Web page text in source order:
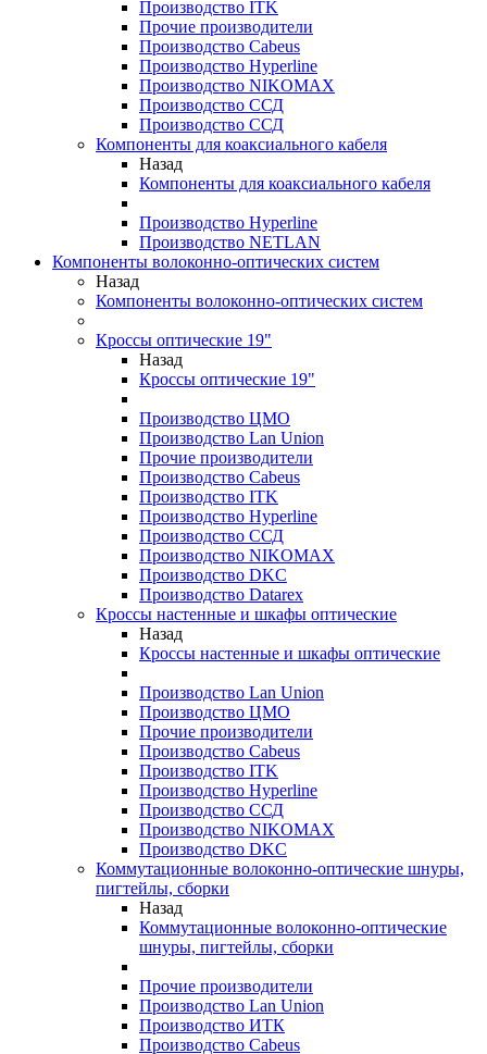
Производство ITK
Прочие производители
Производство Cabeus
Производство Hyperline
Производство NIKOMAX
Производство ССД
Производство ССД
Компоненты для коаксиального кабеля
Назад
Компоненты для коаксиального кабеля
Производство Hyperline
Производство NETLAN
Компоненты волоконно-оптических систем
Назад
Компоненты волоконно-оптических систем
Кроссы оптические 19"
Назад
Кроссы оптические 19"
Производство ЦМО
Производство Lan Union
Прочие производители
Производство Cabeus
Производство ITK
Производство Hyperline
Производство ССД
Производство NIKOMAX
Производство DKC
Производство Datarex
Кроссы настенные и шкафы оптические
Назад
Кроссы настенные и шкафы оптические
Производство Lan Union
Производство ЦМО
Прочие производители
Производство Cabeus
Производство ITK
Производство Hyperline
Производство ССД
Производство NIKOMAX
Производство DKC
Коммутационные волоконно-оптические шнуры,
пигтейлы, сборки
Назад
Коммутационные волоконно-оптические
шнуры, пигтейлы, сборки
Прочие производители
Производство Lan Union
Производство ИТК
Производство Cabeus